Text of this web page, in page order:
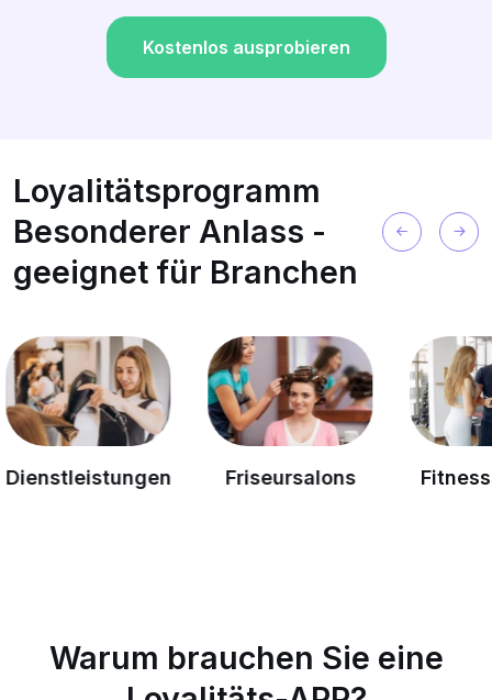
Kostenlos ausprobieren
Loyalitätsprogramm
Besonderer Anlass -
geeignet für Branchen
Friseursalons
Warum brauchen Sie eine